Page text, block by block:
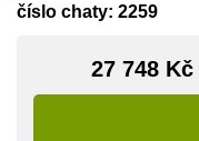
číslo chaty: 2259
27 748 Kč